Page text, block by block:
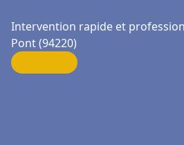
Intervention rapide et
Pont (94220)